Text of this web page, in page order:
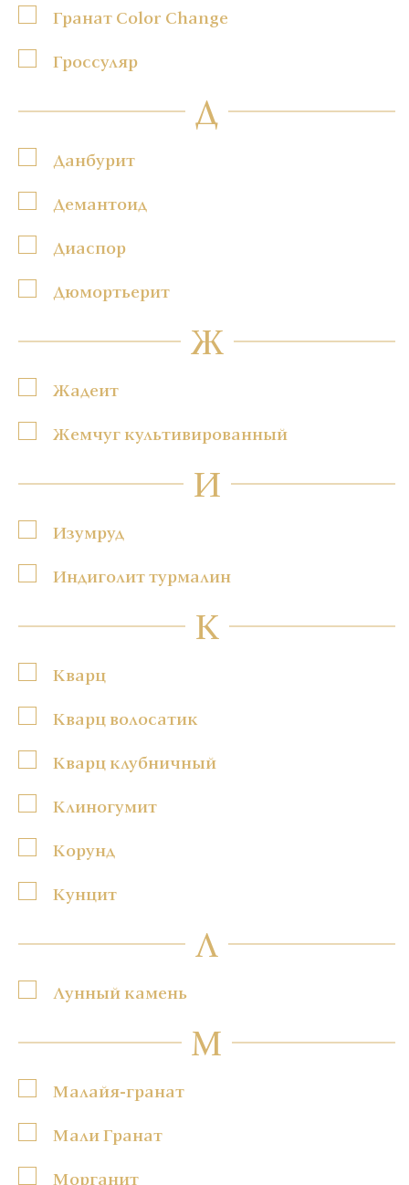
Гранат Color Change
Гроссуляр
Д
Данбурит
Демантоид
Диаспор
Дюмортьерит
Ж
Жадеит
Жемчуг культивированный
И
Изумруд
Индиголит турмалин
К
Кварц
Кварц волосатик
Кварц клубничный
Клиногумит
Корунд
Кунцит
Л
Лунный камень
М
Малайя-гранат
Мали Гранат
Морганит